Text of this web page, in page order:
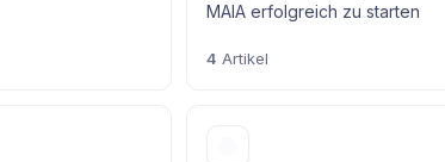
MAIA erfolgreich zu starten
4 Artikel